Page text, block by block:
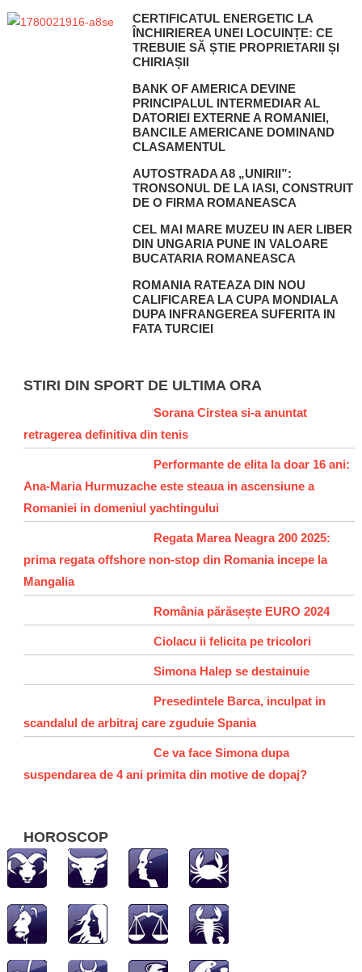
CERTIFICATUL ENERGETIC LA
ÎNCHIRIEREA UNEI LOCUINȚE: CE
TREBUIE SĂ ȘTIE PROPRIETARII ȘI
CHIRIAȘII
BANK OF AMERICA DEVINE
PRINCIPALUL INTERMEDIAR AL
DATORIEI EXTERNE A ROMANIEI,
BANCILE AMERICANE DOMINAND
CLASAMENTUL
AUTOSTRADA A8 „UNIRII”:
TRONSONUL DE LA IASI, CONSTRUIT
DE O FIRMA ROMANEASCA
CEL MAI MARE MUZEU IN AER LIBER
DIN UNGARIA PUNE IN VALOARE
BUCATARIA ROMANEASCA
ROMANIA RATEAZA DIN NOU
CALIFICAREA LA CUPA MONDIALA
DUPA INFRANGEREA SUFERITA IN
FATA TURCIEI
STIRI DIN SPORT DE ULTIMA ORA
Sorana Cirstea si-a anuntat
retragerea definitiva din tenis
Performante de elita la doar 16 ani:
Ana-Maria Hurmuzache este steaua in ascensiune a
Romaniei in domeniul yachtingului
Regata Marea Neagra 200 2025:
prima regata offshore non-stop din Romania incepe la
Mangalia
România părăsește EURO 2024
Ciolacu ii felicita pe tricolori
Simona Halep se destainuie
Presedintele Barca, inculpat in
scandalul de arbitraj care zguduie Spania
Ce va face Simona dupa
suspendarea de 4 ani primita din motive de dopaj?
HOROSCOP